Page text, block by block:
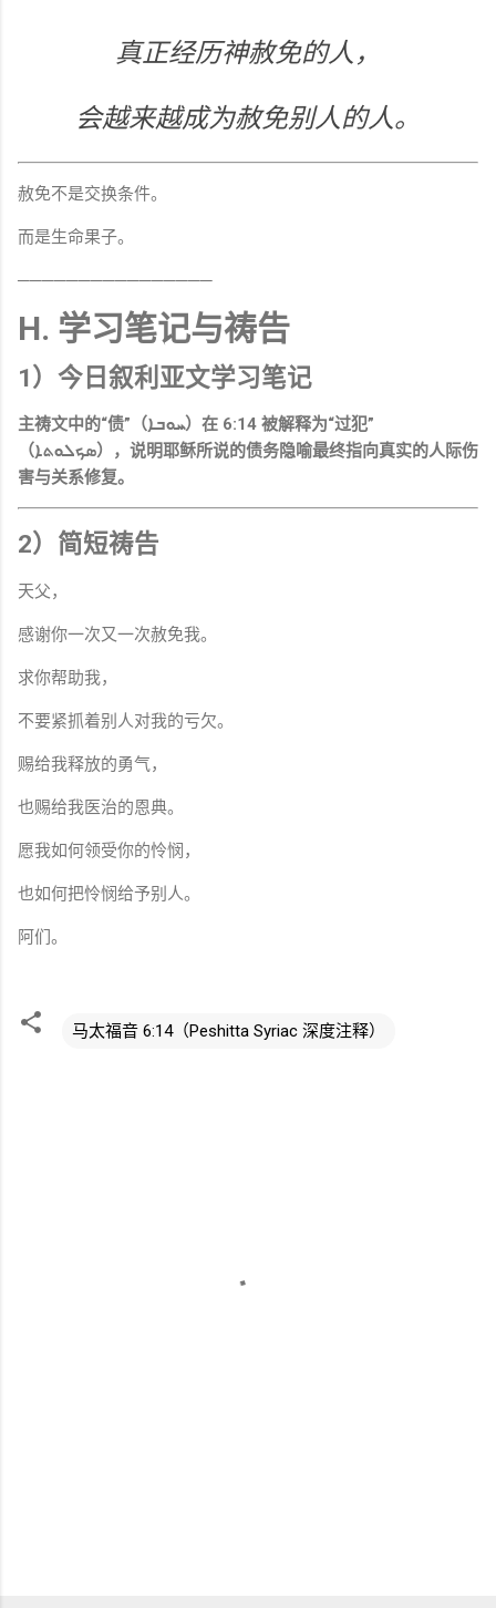
真正经历神赦免的人，
会越来越成为赦免别人的人。
赦免不是交换条件。
而是生命果子。
────────────────
H. 学习笔记与祷告
1）今日叙利亚文学习笔记
主祷文中的“债”（ܚܘܒܐ）在 6:14 被解释为“过犯”
（ܣܟܠܘܬܐ），说明耶稣所说的债务隐喻最终指向真实的人际伤
害与关系修复。
2）简短祷告
天父，
感谢你一次又一次赦免我。
求你帮助我，
不要紧抓着别人对我的亏欠。
赐给我释放的勇气，
也赐给我医治的恩典。
愿我如何领受你的怜悯，
也如何把怜悯给予别人。
阿们。
马太福音 6:14（Peshitta Syriac 深度注释）